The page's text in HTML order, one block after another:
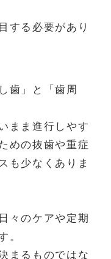
する必要があり
歯」と「歯周
まま進行しやす
めの抜歯や重症
も少なくありま
々のケアや定期
。
まるものではな